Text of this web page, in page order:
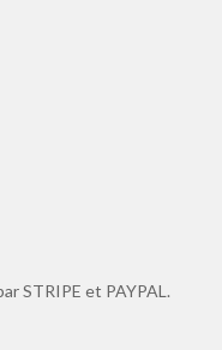
STRIPE et PAYPAL.